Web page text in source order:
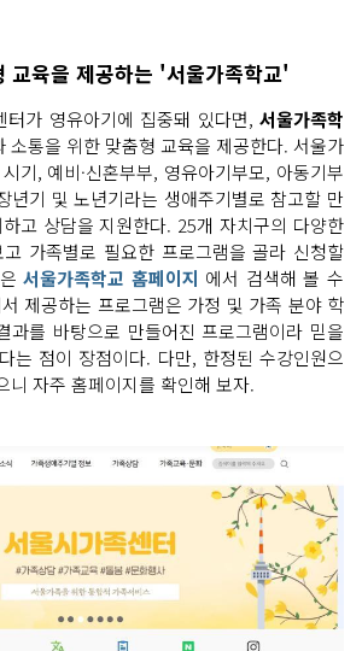
교육을 제공하는 '서울가족학교'
터가 영유아기에 집중돼 있다면, 서울가족학
소통을 위한 맞춤형 교육을 제공한다. 서울가
기, 예비·신혼부부, 영유아기부모, 아동기부
년기 및 노년기라는 생애주기별로 참고할 만
고 상담을 지원한다. 25개 자치구의 다양한
가족별로 필요한 프로그램을 골라 신청할
은서울가족학교 홈페이지 에서 검색해 볼 수
제공하는 프로그램은 가정 및 가족 분야 학
과를 바탕으로 만들어진 프로그램이라 믿을
는 점이 장점이다. 다만, 한정된 수강인원으
니 자주 홈페이지를 확인해 보자.